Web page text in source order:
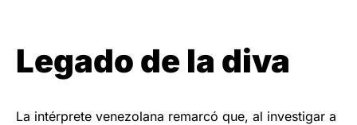
Legado de la diva
La intérprete venezolana remarcó que, al investigar a